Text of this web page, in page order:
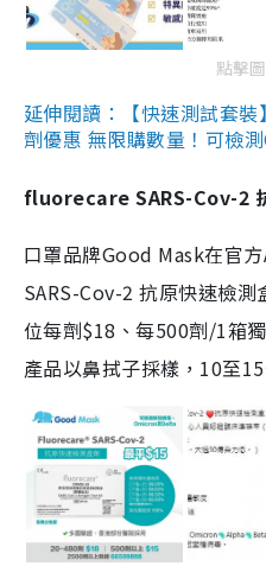
點擊
延伸閱讀：【快速測試套
劑優惠 無限購數量！可檢
fluorecare SARS-Cov-2
口罩品牌Good Mask在官
SARS-Cov-2 抗原快速檢
位每劑$18、每500劑/1箱
產品以鼻拭子採樣，10至